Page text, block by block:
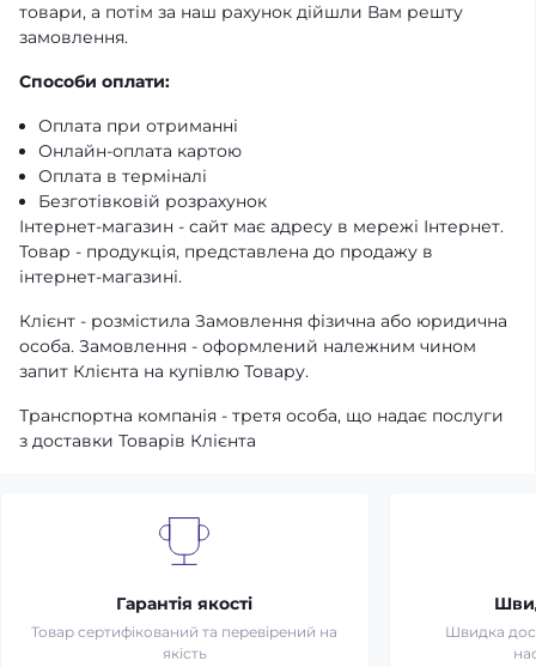
товари, а потім за наш рахунок дійшли Вам решту
замовлення.
Способи оплати:
Оплата при отриманні
Онлайн-оплата картою
Оплата в терміналі
Безготівковій розрахунок
Інтернет-магазин - сайт має адресу в мережі Інтернет.
Товар - продукція, представлена ​​до продажу в
інтернет-магазині.
Клієнт - розмістила Замовлення фізична або юридична
особа. Замовлення - оформлений належним чином
запит Клієнта на купівлю Товару.
Транспортна компанія - третя особа, що надає послуги
з доставки Товарів Клієнта
Гарантія якості
Товар сертифікований та перевірений на
якість
Швидка